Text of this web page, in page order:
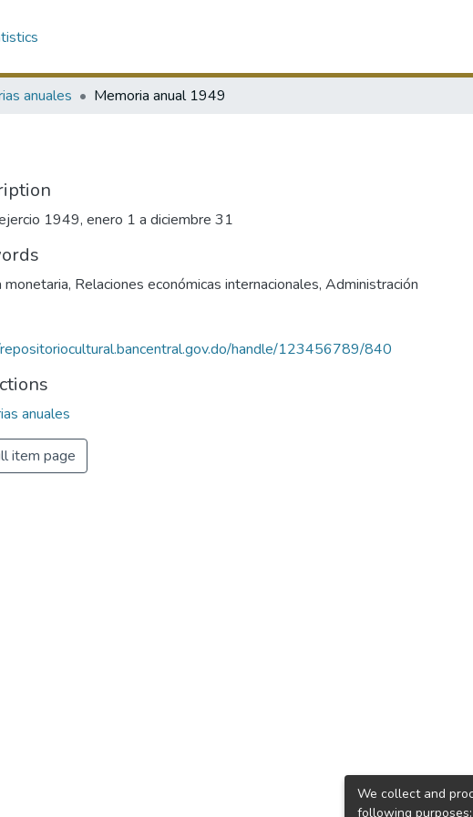
anuales Memoria anual 1949
1949, enero 1 a diciembre 31
monetaria, Relaciones económicas internacionales, Administración
handle/123456789/840
anuales
item page
We collect and
following purposes: